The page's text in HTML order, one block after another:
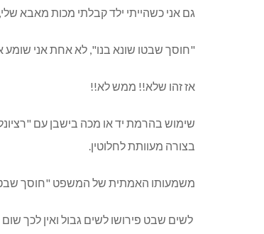
גם אני כשהייתי ילד קבלתי מכות מאבא
"חוסך שבטו שונא בנו", לא אחת אני שומע
אז זהו שלא!! ממש לא!!
שימוש בהרמת יד או מכה בישבן עם
בצורה מעוותת לחלוטין.
משמעותו האמתית של המשפט "חוסך שבטו
לשים שבט פירושו לשים גבול ואין לכך